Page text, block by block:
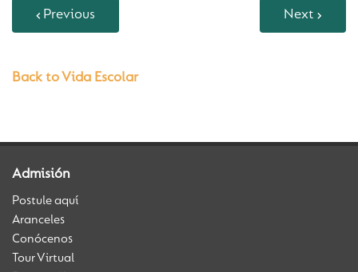
Previous Next
Back to Vida Escolar
Admisión
Postule aquí
Aranceles
Conócenos
Tour Virtual